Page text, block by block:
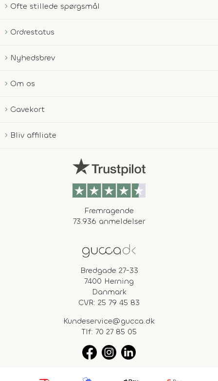
Ofte stillede spørgsmål
Ordrestatus
Nyhedsbrev
Om os
Gavekort
Bliv affiliate
Fremragende
73.936 anmeldelser
Bredgade 27-33
7400 Herning
Danmark
CVR: 25 79 45 83
Kundeservice@gucca.dk
Tlf: 70 27 85 05